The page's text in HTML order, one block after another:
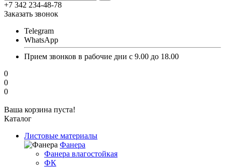
+7 342 234-48-78
Заказать звонок
Telegram
WhatsApp
Прием звонков в рабочие дни с 9.00 до 18.00
0
0
0
Ваша корзина пуста!
Каталог
Листовые материалы
Фанера
Фанера влагостойкая
ФК